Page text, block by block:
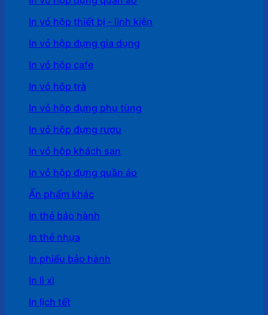
In vỏ hộp thiết bị - linh kiện
In vỏ hộp đựng gia dụng
In vỏ hộp cafe
In vỏ hôp trà
In vỏ hộp đựng phụ tùng
In vỏ hộp đựng rượu
In vỏ hộp khách sạn
In vỏ hộp đựng quần áo
Ấn phẩm khác
In thẻ bảo hành
In thẻ nhựa
In phiếu bảo hành
In lì xì
In lịch tết